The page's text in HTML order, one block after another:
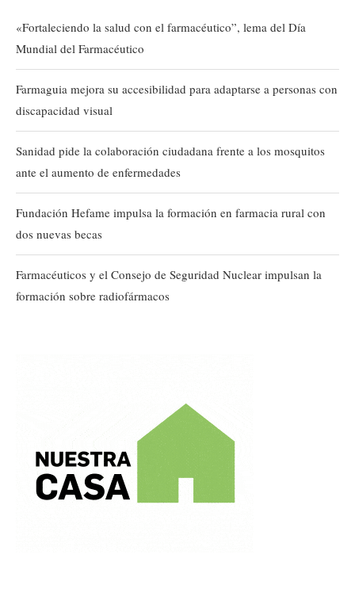
«Fortaleciendo la salud con el farmacéutico”, lema del Día
Mundial del Farmacéutico
Farmaguia mejora su accesibilidad para adaptarse a personas con
discapacidad visual
Sanidad pide la colaboración ciudadana frente a los mosquitos
ante el aumento de enfermedades
Fundación Hefame impulsa la formación en farmacia rural con
dos nuevas becas
Farmacéuticos y el Consejo de Seguridad Nuclear impulsan la
formación sobre radiofármacos